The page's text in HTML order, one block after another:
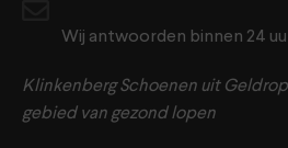
Wij antwoorden binnen 24
Klinkenberg Schoenen uit
gebied van gezond lopen